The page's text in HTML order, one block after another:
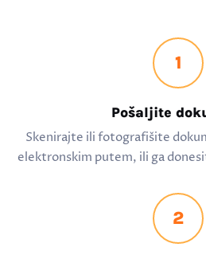
1
Pošaljite
Skenirajte ili fotografišite
elektronskim putem, ili ga
2